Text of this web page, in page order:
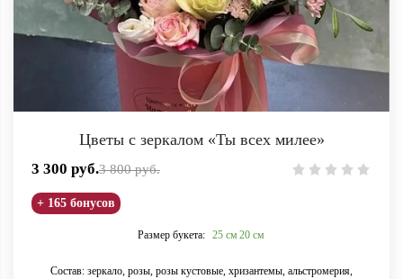
Цветы с зеркалом «Ты всех милее»
3 300 руб.3 800 руб.
+ 165 бонусов
Размер букета: 25 см 20 см
Состав: зеркало, розы, розы кустовые, хризантемы, альстромерия,